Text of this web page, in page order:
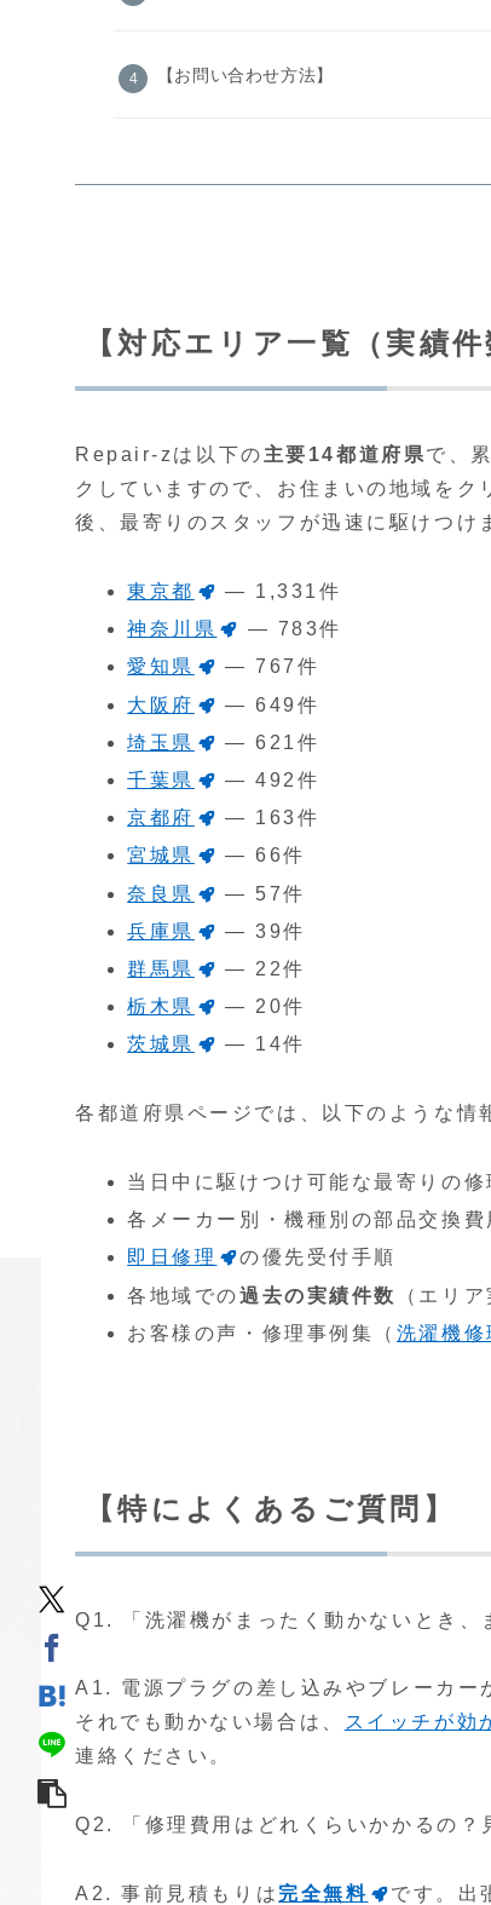
【お問い合わせ方法】
【対応エリア一覧（実績件
Repair-zは以下の 主要14都道府県で、
クしていますので、お住まいの地域を
後、最寄りのスタッフが迅速に駆けつけ
東京都
— 1,331件
神奈川県
— 783件
愛知県
— 767件
大阪府
— 649件
埼玉県
— 621件
千葉県
— 492件
京都府
— 163件
宮城県
— 66件
奈良県
— 57件
兵庫県
— 39件
群馬県
— 22件
栃木県
— 20件
茨城県
— 14件
各都道府県ページでは、以下のような情
当日中に駆けつけ可能な最寄りの修
各メーカー別・機種別の部品交換費
即日修理
の優先受付手順
各地域での過去の実績件数
（エリ
お客様の声・修理事例集（ 洗濯機修
【特によくあるご質問】
Q1. 「洗濯機がまったく動かないとき、
A1. 電源プラグの差し込みやブレーカー
それでも動かない場合は、
スイッチが効
連絡ください。
Q2. 「修理費用はどれくらいかかるの？
A2. 事前見積もりは 完全無料
です。出